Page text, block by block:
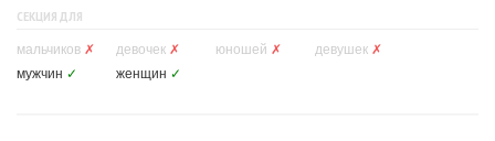
СЕКЦИЯ ДЛЯ
мальчиков ✗ девочек ✗ юношей ✗ девушек ✗
мужчин ✓ женщин ✓